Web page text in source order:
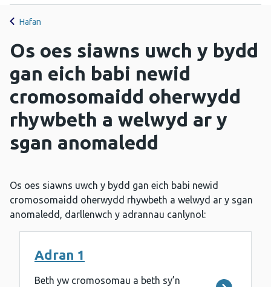
Hafan
Os oes siawns uwch y bydd
gan eich babi newid
cromosomaidd oherwydd
rhywbeth a welwyd ar y
sgan anomaledd
Os oes siawns uwch y bydd gan eich babi newid
cromosomaidd oherwydd rhywbeth a welwyd ar y sgan
anomaledd, darllenwch y adrannau canlynol:
Adran 1
Beth yw cromosomau a beth sy’n